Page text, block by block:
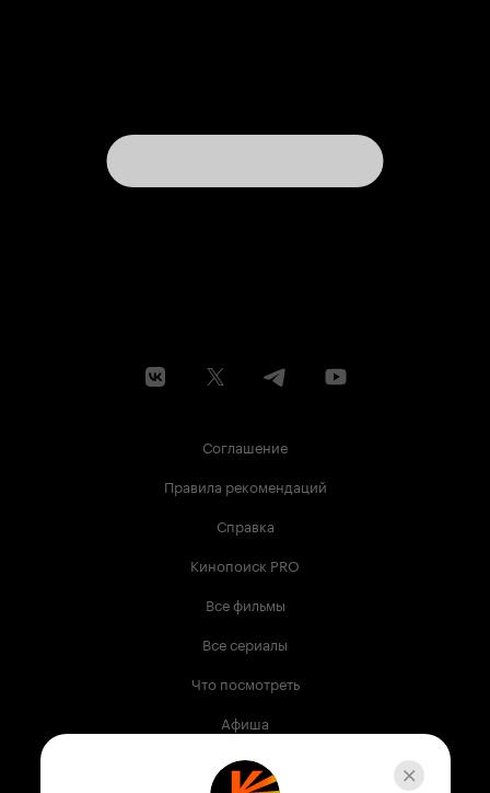
Соглашение
Правила рекомендаций
Справка
Кинопоиск PRO
Все фильмы
Все сериалы
Что посмотреть
Афиша
Музыка